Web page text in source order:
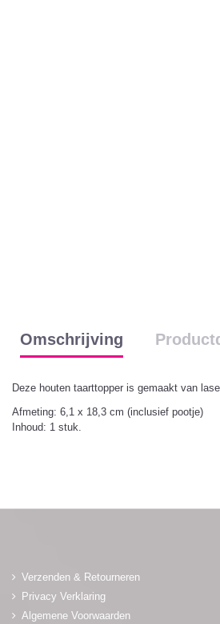
Omschrijving
Deze houten taarttopper is gemaakt van
Afmeting: 6,1 x 18,3 cm (inclusief pootje)
Inhoud: 1 stuk.
Verzenden & Retourneren
Privacy Verklaring
Algemene Voorwaarden